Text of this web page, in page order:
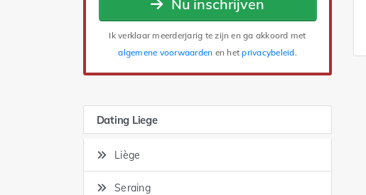
Nu inschrijven
Ik verklaar meerderjarig te zijn en ga akkoord met
algemene voorwaarden en hetprivacybeleid.
Dating Liege
Liège
Seraing